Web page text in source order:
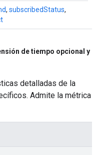
, subscribedStatus,
de tiempo opcional y
detalladas de la
Admite la métrica